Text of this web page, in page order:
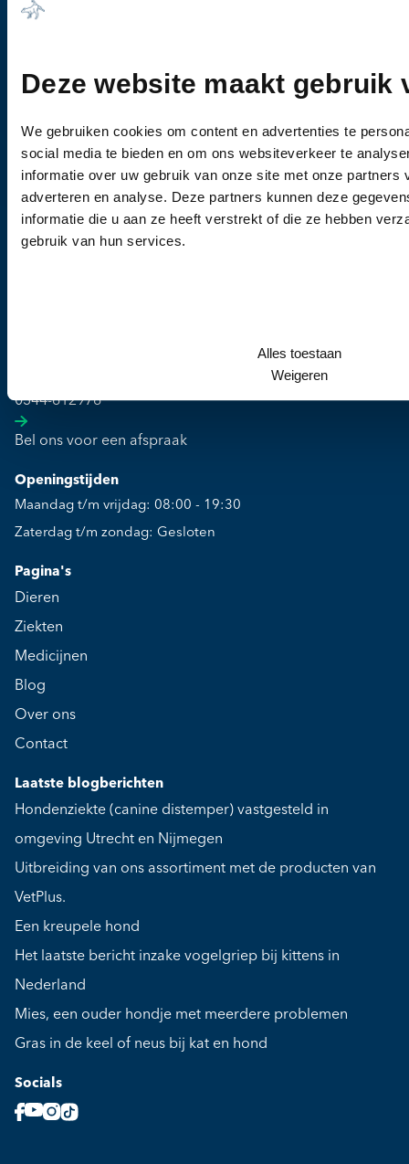
Deze website maakt gebruik
We gebruiken cookies om content en advertenties te
social media te bieden en om ons websiteverkeer te
informatie over uw gebruik van onze site met onze partners
adverteren en analyse. Deze partners kunnen deze
informatie die u aan ze heeft verstrekt of die ze hebben
gebruik van hun services.
Alles toestaan
Weigeren
Bel ons
maken, dan kunt u vrijblijvend contact met ons
0344-612976
Bel ons voor een afspraak
Openingstijden
Maandag t/m vrijdag: 08:00 - 19:30
Zaterdag t/m zondag: Gesloten
Pagina's
Dieren
Ziekten
Medicijnen
Blog
Over ons
Contact
Laatste blogberichten
Hondenziekte (canine distemper) vastgesteld in
omgeving Utrecht en Nijmegen
Uitbreiding van ons assortiment met de producten van
VetPlus.
Een kreupele hond
Het laatste bericht inzake vogelgriep bij kittens in
Nederland
Mies, een ouder hondje met meerdere problemen
Gras in de keel of neus bij kat en hond
Socials